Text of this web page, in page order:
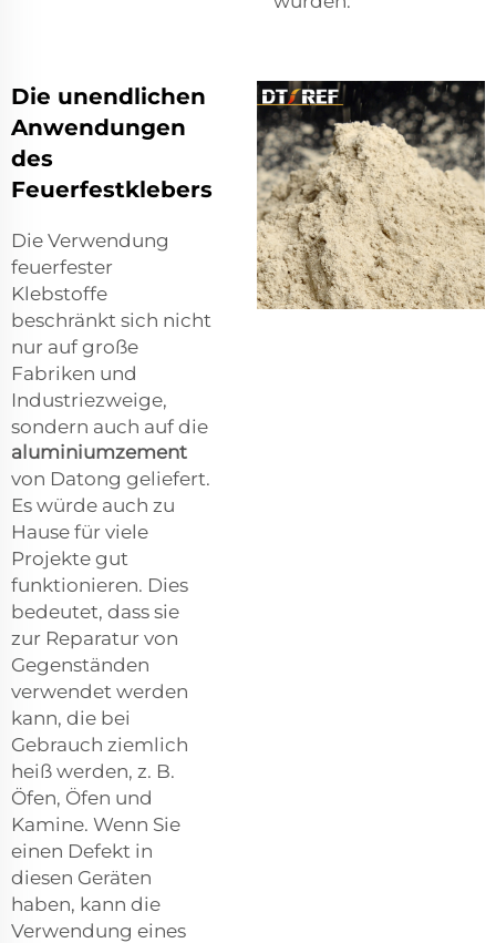
Die unendlichen
Anwendungen
des
Feuerfestklebers
Die Verwendung
feuerfester
Klebstoffe
beschränkt sich nicht
nur auf große
Fabriken und
Industriezweige,
sondern auch auf die
aluminiumzement
von Datong geliefert.
Es würde auch zu
Hause für viele
Projekte gut
funktionieren. Dies
bedeutet, dass sie
zur Reparatur von
Gegenständen
verwendet werden
kann, die bei
Gebrauch ziemlich
heiß werden, z. B.
Öfen, Öfen und
Kamine. Wenn Sie
einen Defekt in
diesen Geräten
haben, kann die
Verwendung eines